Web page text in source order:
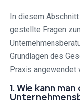
In diesem
gestellte Fragen
Grundlagen des
Praxis angewendet
1. Wie kann